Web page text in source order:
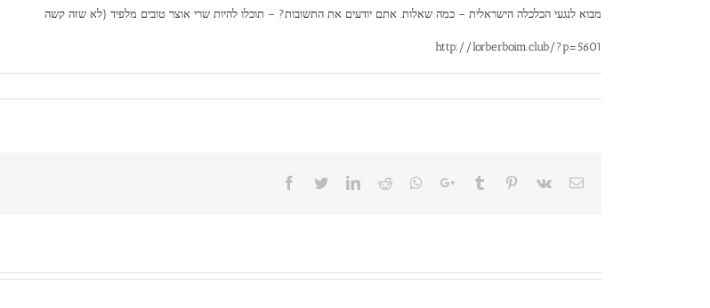
מבוא לנגעי הכלכלה הישראלית – כמה שאלות. אתם יודעים את התשובות? – תוכלו להיות שרי אוצר טובים מלפיד (לא שזה קשה
http://lorberboim.club/?p=5601
Facebook
TwitterLinkedIn
Reddit Whatsapp
Google+Tumblr Pinterest
Vk Email